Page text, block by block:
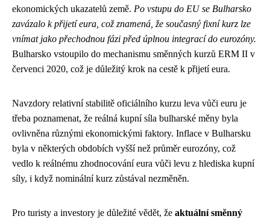
ekonomických ukazatelů země. Po vstupu do EU se Bulharsko
zavázalo k přijetí eura, což znamená, že současný fixní kurz lze
vnímat jako přechodnou fázi před úplnou integrací do eurozóny.
Bulharsko vstoupilo do mechanismu směnných kurzů ERM II v
červenci 2020, což je důležitý krok na cestě k přijetí eura.
Navzdory relativní stabilitě oficiálního kurzu leva vůči euru je
třeba poznamenat, že reálná kupní síla bulharské měny byla
ovlivněna různými ekonomickými faktory. Inflace v Bulharsku
byla v některých obdobích vyšší než průměr eurozóny, což
vedlo k reálnému zhodnocování eura vůči levu z hlediska kupní
síly, i když nominální kurz zůstával nezměněn.
Pro turisty a investory je důležité vědět, že aktuální směnný